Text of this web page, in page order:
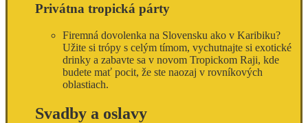
Privátna tropická párty
Firemná dovolenka na Slovensku ako v Karibiku?
Užite si trópy s celým tímom, vychutnajte si exotické
drinky a zabavte sa v novom Tropickom Raji, kde
budete mať pocit, že ste naozaj v rovníkových
oblastiach.
Svadby a oslavy